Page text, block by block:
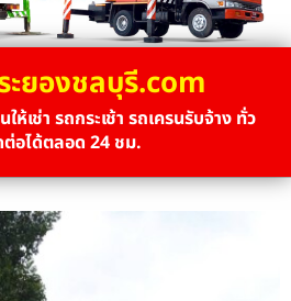
ะยองชลบุรี.com
ให้เช่า รถกระเช้า รถเครนรับจ้าง ทั่ว
อได้ตลอด 24 ชม.